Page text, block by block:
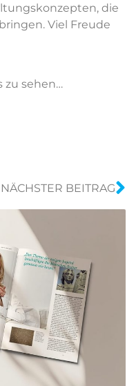
die
Viel Freude
zu sehen…
NÄCHSTER BEITRAG